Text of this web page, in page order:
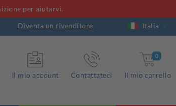
per aiutarvi.
Diventa un rivenditore Italia
Il mio account Contattateci
0
Il mio carrello